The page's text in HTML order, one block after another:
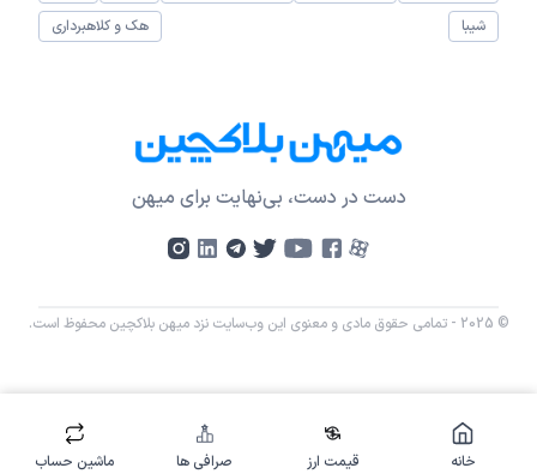
شیبا
هک و کلاهبرداری
دست در دست، بی‌نهایت برای میهن
© 2025 - تمامی حقوق مادی و معنوی این وب‌سایت نزد میهن بلاکچین محفوظ است.
خانه قیمت ارز صرافی ها ماشین حساب